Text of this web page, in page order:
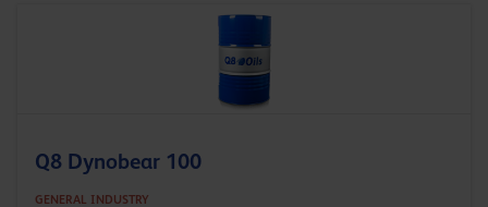
Q8 Dynobear 100
GENERAL INDUSTRY